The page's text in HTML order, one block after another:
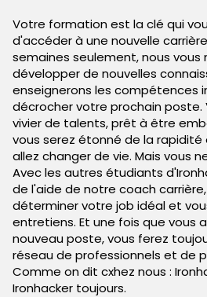
Votre formation est la clé qui
d'accéder à une nouvelle
semaines seulement, nous
développer de nouvelles
enseignerons les compétences
décrocher votre prochain poste.
vivier de talents, prêt à être
vous serez étonné de la rapidité
allez changer de vie. Mais vous
Avec les autres étudiants
de l'aide de notre coach
déterminer votre job idéal et
entretiens. Et une fois que vous
nouveau poste, vous ferez
réseau de professionnels et de
Comme on dit cxhez nous :
Ironhacker toujours.